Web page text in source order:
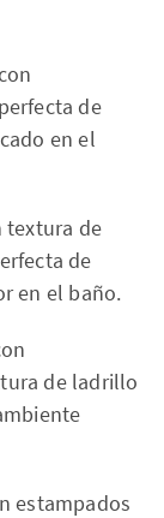
de
en el
textura de
de
en el baño.
de ladrillo
estampados